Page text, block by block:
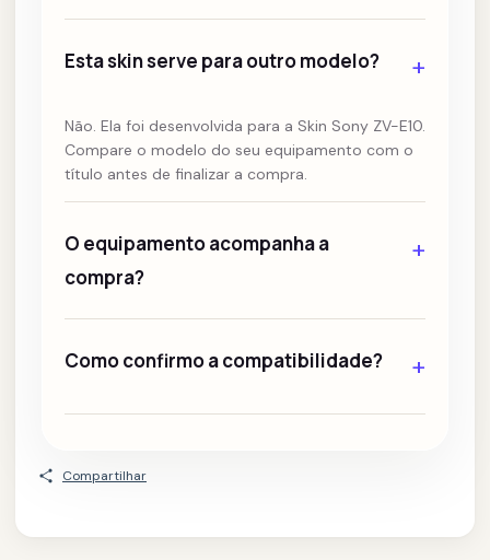
Esta skin serve para outro modelo? +
Não. Ela foi desenvolvida para a Skin Sony ZV-E10.
Compare o modelo do seu equipamento com o
título antes de finalizar a compra.
O equipamento acompanha a
compra?
+
Como confirmo a compatibilidade? +
Compartilhar